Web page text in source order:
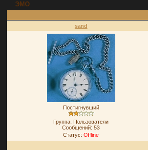
ЭМО
sand
Постигнувший
Группа: Пользователи
Сообщений:53
Статус:Offline